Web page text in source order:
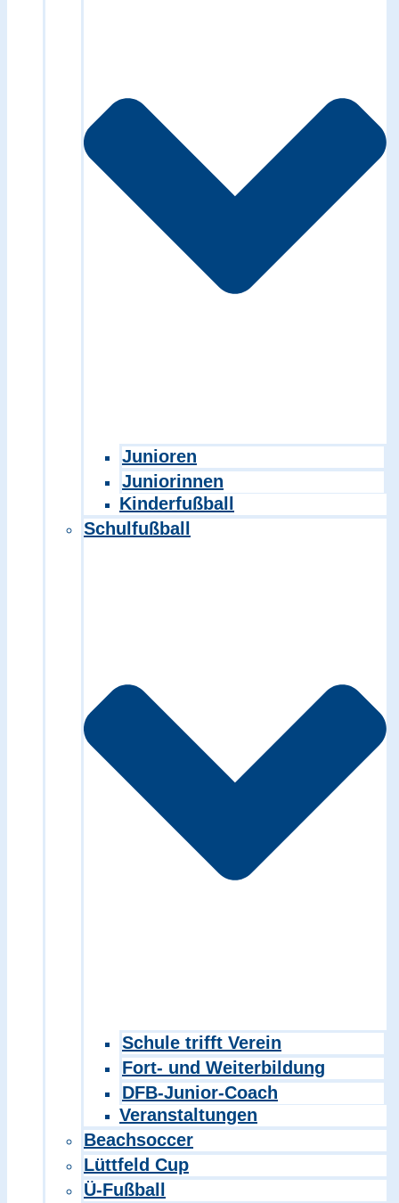
Junioren
Juniorinnen
Kinderfußball
Schulfußball
Schule trifft Verein
Fort- und Weiterbildung
DFB-Junior-Coach
Veranstaltungen
Beachsoccer
Lüttfeld Cup
Ü-Fußball